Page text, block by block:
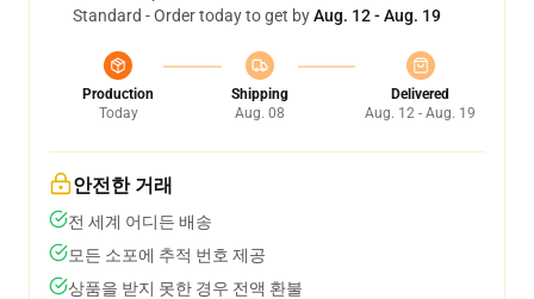
Standard - Order today to get byAug. 12 - Aug. 19
Production
Today
Shipping
Aug. 08
Delivered
Aug. 12 - Aug. 19
안전한 거래
전 세계 어디든 배송
모든 소포에 추적 번호 제공
상품을 받지 못한 경우 전액 환불